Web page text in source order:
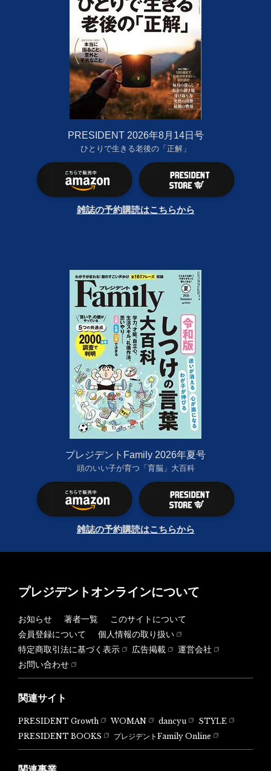
PRESIDENT 2026年8月14日号
ひとりで生きる老後の「正解」
雑誌の予約購読はこちらから
プレジデントFamily 2026年夏号
頭のいい子が育つ「育脳」大百科
雑誌の予約購読はこちらから
プレジデントオンラインについて
お知らせ 著者一覧
このサイトについて
会員登録について
個人情報の取り扱い
特定商取引法に基づく表示
広告掲載
運営会社
お問い合わせ
関連サイト
PRESIDENT Growth WOMAN dancyu
STYLE
PRESIDENT BOOKS
プレジデントFamily Online